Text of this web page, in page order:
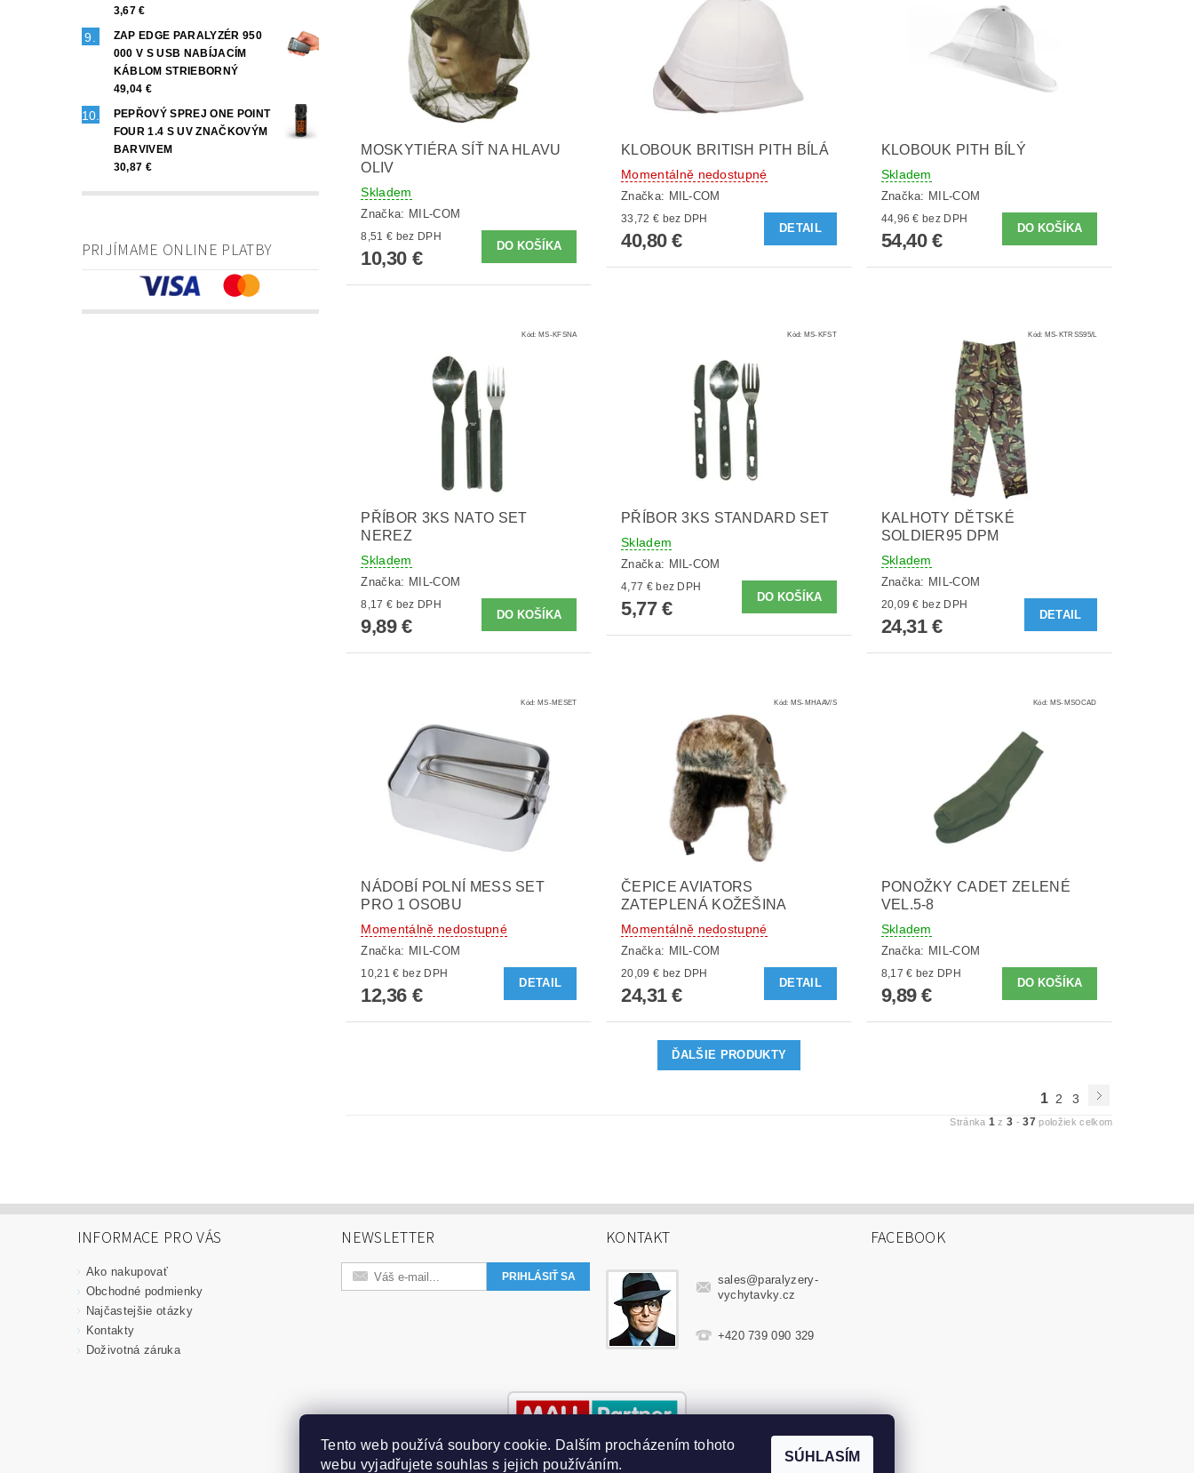
3,67 €
ZAP EDGE PARALYZÉR 950
000 V S USB NABÍJACÍM
KÁBLOM STRIEBORNÝ
49,04 €
PEPŘOVÝ SPREJ ONE POINT
FOUR 1.4 S UV ZNAČKOVÝM
BARVIVEM
30,87 €
PRIJÍMAME ONLINE PLATBY
MOSKYTIÉRA SÍŤ NA HLAVU
OLIV
Skladem
Značka: MIL-COM
8,51 € bez DPH
10,30 €
KLOBOUK BRITISH PITH BÍLÁ
Momentálně nedostupné
Značka: MIL-COM
33,72 € bez DPH
40,80 €
DETAIL
KLOBOUK PITH BÍLÝ
Skladem
Značka: MIL-COM
44,96 € bez DPH
54,40 €
Kód: MS-KFSNA
PŘÍBOR 3KS NATO SET
NEREZ
Skladem
Značka: MIL-COM
8,17 € bez DPH
9,89 €
Kód: MS-KFST
PŘÍBOR 3KS STANDARD SET
Skladem
Značka: MIL-COM
4,77 € bez DPH
5,77 €
Kód: MS-KTRSS95/L
KALHOTY DĚTSKÉ
SOLDIER95 DPM
Skladem
Značka: MIL-COM
20,09 € bez DPH
24,31 €
DETAIL
Kód: MS-MESET
NÁDOBÍ POLNÍ MESS SET
PRO 1 OSOBU
Momentálně nedostupné
Značka: MIL-COM
10,21 € bez DPH
12,36 €
DETAIL
Kód: MS-MHAAV/S
ČEPICE AVIATORS
ZATEPLENÁ KOŽEŠINA
Momentálně nedostupné
Značka: MIL-COM
20,09 € bez DPH
24,31 €
DETAIL
Kód: MS-MSOCAD
PONOŽKY CADET ZELENÉ
VEL.5-8
Skladem
Značka: MIL-COM
8,17 € bez DPH
9,89 €
ĎALŠIE PRODUKTY
1 2 3
Stránka 1 z3 -37 položiek celkom
INFORMACE PRO VÁS
Ako nakupovať
Obchodné podmienky
Najčastejšie otázky
Kontakty
Doživotná záruka
NEWSLETTER KONTAKT
sales@paralyzery-
vychytavky.cz
+420 739 090 329
FACEBOOK
Tento web používá soubory cookie. Dalším procházením tohoto
webu vyjadřujete souhlas s jejich používáním.
SÚHLASÍM